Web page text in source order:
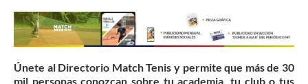
Únete al Directorio Match Tenis y permite que más de 30
mil personas conozcan sobre tu academia, tu club o tus